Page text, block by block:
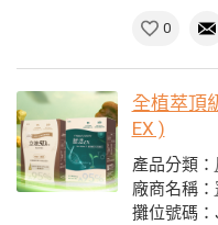
0
全植萃頂
EX )
產品分類：
廠商名稱：
攤位號碼：